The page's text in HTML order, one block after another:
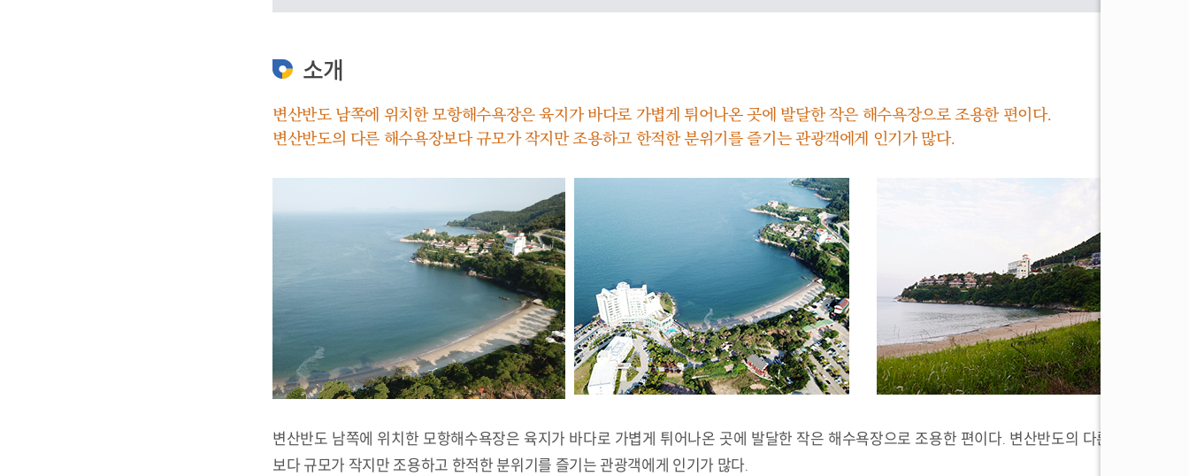
소개
변산반도 남쪽에 위치한 모항해수욕장은 육지가 바다로 가볍게 튀어나온 곳에 발달한 작은 해수욕장으로 조용한 편이다.
변산반도의 다른 해수욕장보다 규모가 작지만 조용하고 한적한 분위기를 즐기는 관광객에게 인기가 많다.
변산반도 남쪽에 위치한 모항해수욕장은 육지가 바다로 가볍게 튀어나온 곳에 발달한 작은 해수욕장으로 조용한 편이다. 변산반도의 다른 해수욕장
보다 규모가 작지만 조용하고 한적한 분위기를 즐기는 관광객에게 인기가 많다.